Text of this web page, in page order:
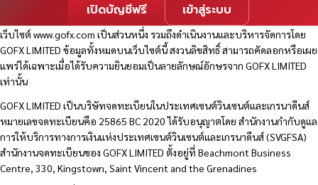
เปิดบัญชีฟรี เข้าสู่ระบบ
เว็บไซต์www.gofx.com เป็นส่วนหนึ่ง รวมถึงดำเนินงานและบริหารจัดการโดย
GOFX LIMITED ข้อมูลทั้งหมดบนเว็บไซต์นี้ สงวนลิขสิทธิ์ สามารถคัดลอกหรือเผย
แพร่ได้เฉพาะเมื่อได้รับความยินยอมเป็นลายลักษณ์อักษรจาก GOFX LIMITED
เท่านั้น
GOFX LIMITED เป็นบริษัทจดทะเบียนในประเทศเซนต์วินเซนต์และเกรนาดีนส์
หมายเลขจดทะเบียนคือ 25865 BC 2020 ได้รับอนุญาตโดย สำนักงานกำกับดูแล
การให้บริการทางการเงินแห่งประเทศเซนต์วินเซนต์และเกรนาดีนส์ (SVGFSA)
สำนักงานจดทะเบียนของ GOFX LIMITED ตั้งอยู่ที่ Beachmont Business
Centre, 330, Kingstown, Saint Vincent and the Grenadines